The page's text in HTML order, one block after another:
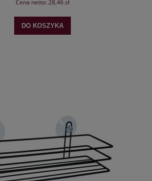
Cena netto: 28,46 zł
DO KOSZYKA